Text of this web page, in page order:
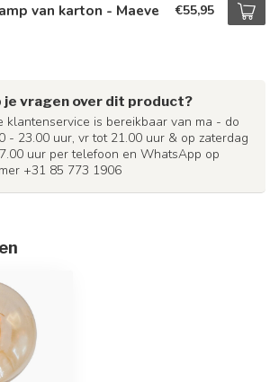
van karton - Maeve €55,95
je vragen over dit product?
klantenservice is bereikbaar van ma - do
- 23.00 uur, vr tot 21.00 uur & op zaterdag
uur per telefoon en WhatsApp op
+31 85 773 1906